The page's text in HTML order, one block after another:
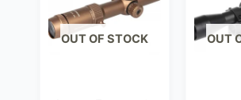
OUT OF STOCK OUT